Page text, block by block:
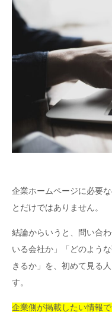
企業ホームページに必要
とだけではありません。
結論からいうと、問い合
いる会社か」「どのよう
きるか」を、初めて見る
す。
企業側が掲載したい情報